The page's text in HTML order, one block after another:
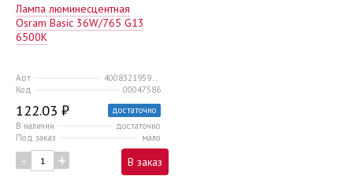
Лампа люминесцентная
Osram Basic 36W/765 G13
6500К
Арт
Код
00047586
122.03 ₽
достаточно
В наличии
достаточно
Под заказ
мало
- + В заказ